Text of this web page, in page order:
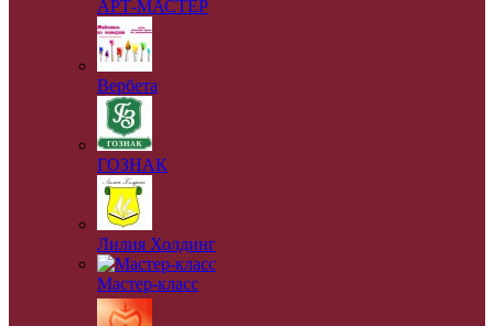
АРТ-МАСТЕР
Вербета
ГОЗНАК
Лилия Холдинг
Мастер-класс